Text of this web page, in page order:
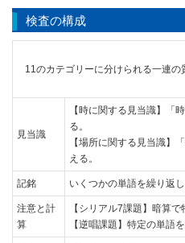
検査の構成
11のカテゴリーに分けられる一連の
見当識
【時に関する見当識】「
る。
【場所に関する見当識】
える。
記銘 いくつかの単語を繰り返し
注意と計
算
【シリアル7課題】暗算
【逆唱課題】特定の単語